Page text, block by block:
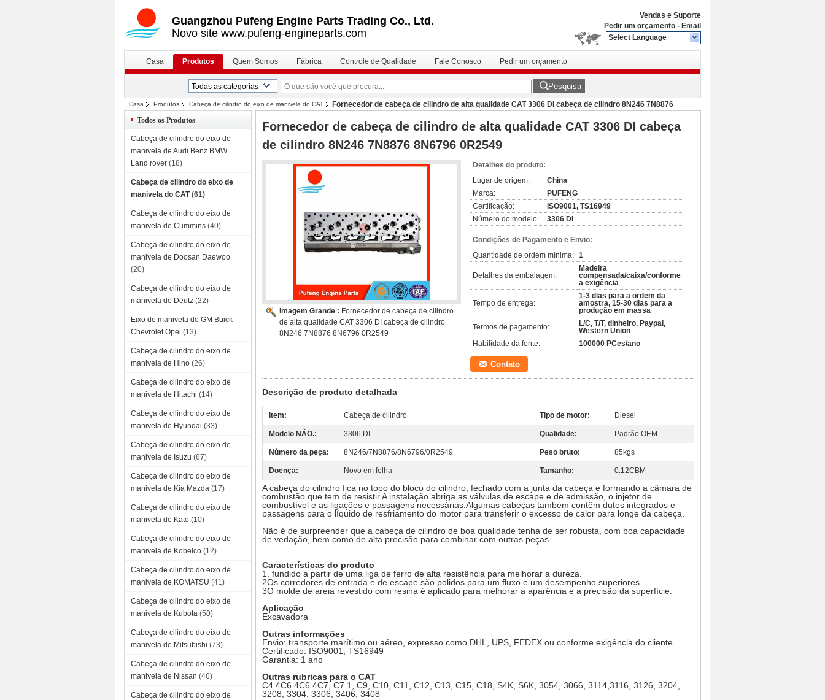
Guangzhou Pufeng Engine Parts Trading Co., Ltd.
Novo site www.pufeng-engineparts.com
Vendas e Suporte
Pedir um orçamento - Email
Select Language
Casa Produtos Quem Somos Fábrica Controle de Qualidade Fale Conosco Pedir um orçamento
Pesquisa
Casa Produtos Cabeça de cilindro do eixo de manivela do CAT
Fornecedor de cabeça de cilindro de alta qualidade CAT 3306 DI cabeça de cilindro 8N246 7N8876
8N6796 0R2549
Todos os Produtos
Cabeça de cilindro do eixo de
manivela de Audi Benz BMW
Land rover (18)
Cabeça de cilindro do eixo de
manivela do CAT (61)
Cabeça de cilindro do eixo de
manivela de Cummins (40)
Cabeça de cilindro do eixo de
manivela de Doosan Daewoo
(20)
Cabeça de cilindro do eixo de
manivela de Deutz (22)
Eixo de manivela do GM Buick
Chevrolet Opel (13)
Cabeça de cilindro do eixo de
manivela de Hino (26)
Cabeça de cilindro do eixo de
manivela de Hitachi (14)
Cabeça de cilindro do eixo de
manivela de Hyundai (33)
Cabeça de cilindro do eixo de
manivela de Isuzu (67)
Cabeça de cilindro do eixo de
manivela de Kia Mazda (17)
Cabeça de cilindro do eixo de
manivela de Kato (10)
Cabeça de cilindro do eixo de
manivela de Kobelco (12)
Cabeça de cilindro do eixo de
manivela de KOMATSU (41)
Cabeça de cilindro do eixo de
manivela de Kubota (50)
Cabeça de cilindro do eixo de
manivela de Mitsubishi (73)
Cabeça de cilindro do eixo de
manivela de Nissan (46)
Cabeça de cilindro do eixo de
Fornecedor de cabeça de cilindro de alta qualidade CAT 3306 DI cabeça
de cilindro 8N246 7N8876 8N6796 0R2549
Imagem Grande : Fornecedor de cabeça de cilindro
de alta qualidade CAT 3306 DI cabeça de cilindro
8N246 7N8876 8N6796 0R2549
Detalhes do produto:
Lugar de origem:
China
Marca:
PUFENG
Certificação:
ISO9001, TS16949
Número do modelo:
3306 DI
Condições de Pagamento e Envio:
Quantidade de ordem mínima: 1
Detalhes da embalagem:
Madeira
compensada/caixa/conforme
a exigência
Tempo de entrega:
1-3 dias para a ordem da
amostra, 15-30 dias para a
produção em massa
Termos de pagamento:
L/C, T/T, dinheiro, Paypal,
Western Union
Habilidade da fonte:
100000 PCes/ano
Contato
Descrição de produto detalhada
item: Cabeça de cilindro Tipo de motor: Diesel
Modelo NÃO.: 3306 DI Qualidade: Padrão OEM
Número da peça: 8N246/7N8876/8N6796/0R2549 Peso bruto: 85kgs
Doença: Novo em folha Tamanho: 0.12CBM
A cabeça do cilindro fica no topo do bloco do cilindro, fechado com a junta da cabeça e formando a câmara de
combustão.que tem de resistir.A instalação abriga as válvulas de escape e de admissão, o injetor de
combustível e as ligações e passagens necessárias.Algumas cabeças também contêm dutos integrados e
passagens para o líquido de resfriamento do motor para transferir o excesso de calor para longe da cabeça.
Não é de surpreender que a cabeça de cilindro de boa qualidade tenha de ser robusta, com boa capacidade
de vedação, bem como de alta precisão para combinar com outras peças.
Características do produto
1. fundido a partir de uma liga de ferro de alta resistência para melhorar a dureza.
2Os corredores de entrada e de escape são polidos para um fluxo e um desempenho superiores.
3O molde de areia revestido com resina é aplicado para melhorar a aparência e a precisão da superfície.
Aplicação
Excavadora
Outras informações
Envio: transporte marítimo ou aéreo, expresso como DHL, UPS, FEDEX ou conforme exigência do cliente
Certificado: ISO9001, TS16949
Garantia: 1 ano
Outras rubricas para o CAT
C4.4C6.4C6.4C7, C7.1, C9, C10, C11, C12, C13, C15, C18, S4K, S6K, 3054, 3066, 3114, 3116, 3126, 3204,
3208, 3304, 3306, 3406, 3408